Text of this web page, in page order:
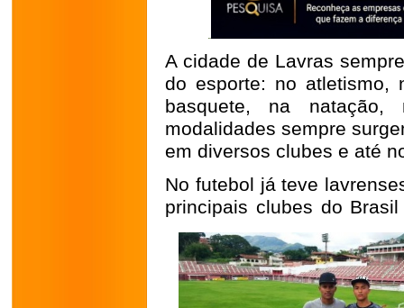
A cidade de Lavras
do esporte: no atletismo,
basquete, na
modalidades sempre
em diversos clubes e até
No futebol já teve
principais clubes do